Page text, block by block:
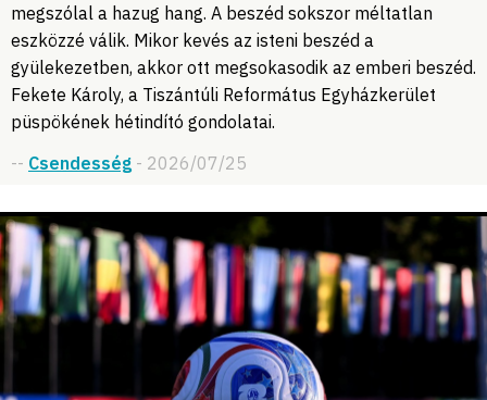
megszólal a hazug hang. A beszéd sokszor méltatlan
eszközzé válik. Mikor kevés az isteni beszéd a
gyülekezetben, akkor ott megsokasodik az emberi beszéd.
Fekete Károly, a Tiszántúli Református Egyházkerület
püspökének hétindító gondolatai.
-- Csendesség - 2026/07/25